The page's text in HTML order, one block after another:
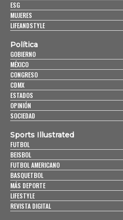
ESG
MUJERES
LIFEANDSTYLE
Política
GOBIERNO
MÉXICO
CONGRESO
CDMX
ESTADOS
OPINIÓN
SOCIEDAD
Sports Illustrated
FUTBOL
BEISBOL
FUTBOL AMERICANO
BASQUETBOL
MÁS DEPORTE
LIFESTYLE
REVISTA DIGITAL